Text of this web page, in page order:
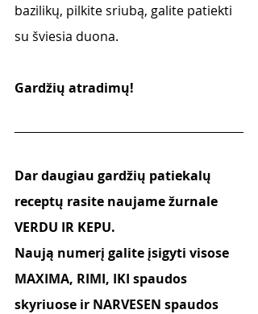
bazilikų, pilkite sriubą, galite patiekti
su šviesia duona.
Gardžių atradimų!
Dar daugiau gardžių patiekalų
receptų rasite naujame žurnale
VERDU IR KEPU.
Naują numerį galite įsigyti visose
MAXIMA, RIMI, IKI spaudos
skyriuose ir NARVESEN spaudos